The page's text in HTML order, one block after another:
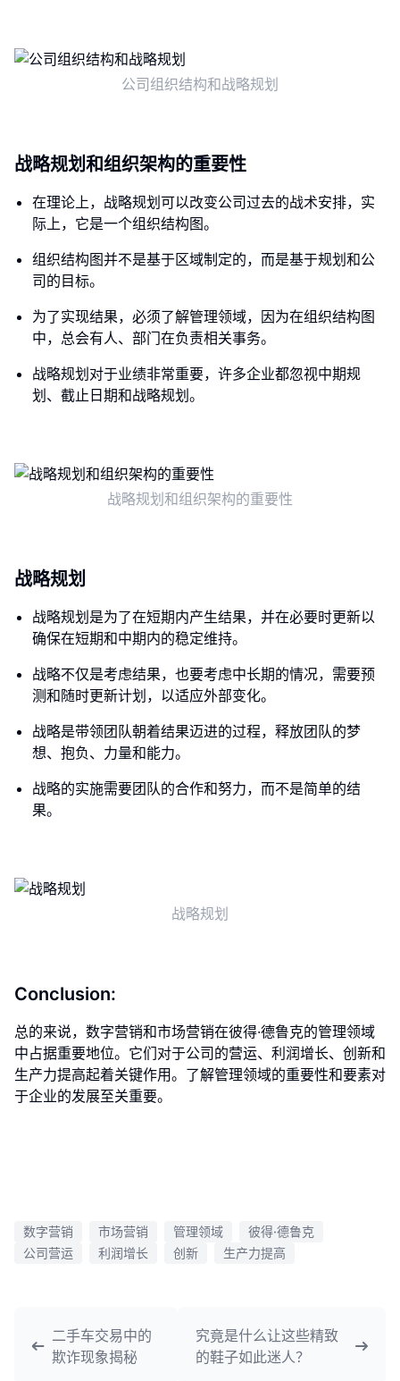
公司组织结构和战略规划
战略规划和组织架构的重要性
在理论上，战略规划可以改变公司过去的战术安排，实
际上，它是一个组织结构图。
组织结构图并不是基于区域制定的，而是基于规划和公
司的目标。
为了实现结果，必须了解管理领域，因为在组织结构图
中，总会有人、部门在负责相关事务。
战略规划对于业绩非常重要，许多企业都忽视中期规
划、截止日期和战略规划。
战略规划和组织架构的重要性
战略规划
战略规划是为了在短期内产生结果，并在必要时更新以
确保在短期和中期内的稳定维持。
战略不仅是考虑结果，也要考虑中长期的情况，需要预
测和随时更新计划，以适应外部变化。
战略是带领团队朝着结果迈进的过程，释放团队的梦
想、抱负、力量和能力。
战略的实施需要团队的合作和努力，而不是简单的结
果。
战略规划
Conclusion:
总的来说，数字营销和市场营销在彼得·德鲁克的管理领域
中占据重要地位。它们对于公司的营运、利润增长、创新和
生产力提高起着关键作用。了解管理领域的重要性和要素对
于企业的发展至关重要。
数字营销 市场营销 管理领域
彼得·德鲁克
公司营运
利润增长 创新 生产力提高
二手车交易中的
欺诈现象揭秘
究竟是什么让这些精致
的鞋子如此迷人？